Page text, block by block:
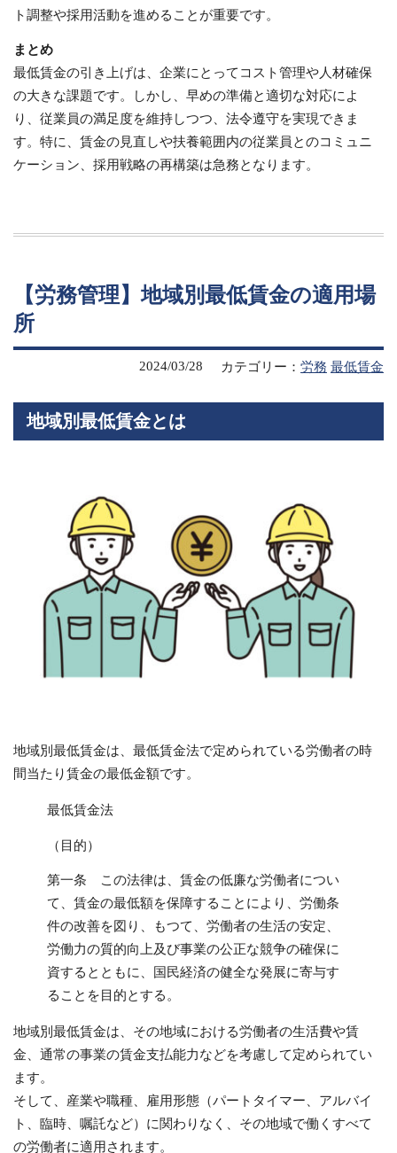
ト調整や採用活動を進めることが重要です。
まとめ
最低賃金の引き上げは、企業にとってコスト管理や人材確保
の大きな課題です。しかし、早めの準備と適切な対応によ
り、従業員の満足度を維持しつつ、法令遵守を実現できま
す。特に、賃金の見直しや扶養範囲内の従業員とのコミュニ
ケーション、採用戦略の再構築は急務となります。
【労務管理】地域別最低賃金の適用場
所
カテゴリー： 労務 最低賃金
2024/03/28
地域別最低賃金とは
地域別最低賃金は、最低賃金法で定められている労働者の時
間当たり賃金の最低金額です。
最低賃金法
（目的）
第一条 この法律は、賃金の低廉な労働者につい
て、賃金の最低額を保障することにより、労働条
件の改善を図り、もつて、労働者の生活の安定、
労働力の質的向上及び事業の公正な競争の確保に
資するとともに、国民経済の健全な発展に寄与す
ることを目的とする。
地域別最低賃金は、その地域における労働者の生活費や賃
金、通常の事業の賃金支払能力などを考慮して定められてい
ます。
そして、産業や職種、雇用形態（パートタイマー、アルバイ
ト、臨時、嘱託など）に関わりなく、その地域で働くすべて
の労働者に適用されます。